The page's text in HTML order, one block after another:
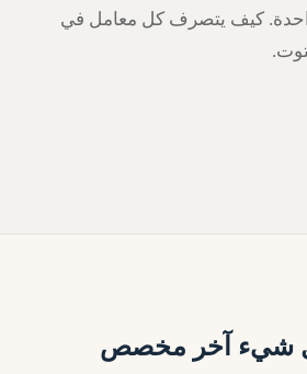
كيف يتصرف كل معامل في
شيء آخر مخصص